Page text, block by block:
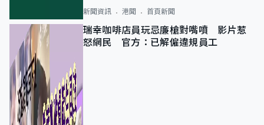
新聞資訊 港聞 首頁新聞
瑞幸咖啡店員玩忌廉槍對嘴噴 影片惹
怒網民 官方：已解僱違規員工